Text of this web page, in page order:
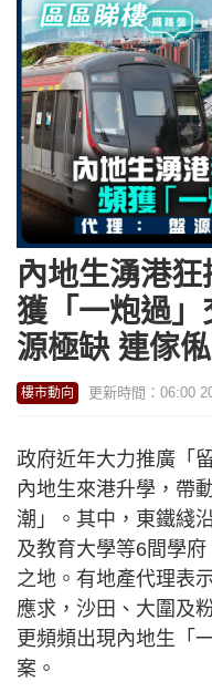
內地生湧港
獲「一炮過
源極缺 連傢
樓市動向 更新時間：06:00
政府近年大力推廣「
內地生來港升學，帶
潮」。其中，東鐵綫
及教育大學等6間學
之地。有地產代理表
應求，沙田、大圍及
更頻頻出現內地生「
案。